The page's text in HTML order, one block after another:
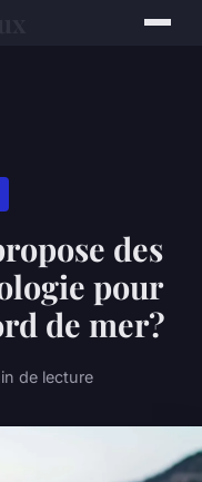
des
pour
de mer?
de lecture